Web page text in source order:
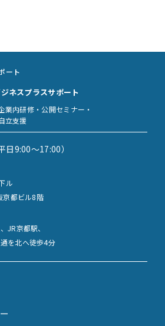
ート
ネスプラスサポート
業内研修・公開セミナー・
立支援
平日9:00〜17:00）
ル
京都ビル8階
JR京都駅、
を北へ徒歩4分